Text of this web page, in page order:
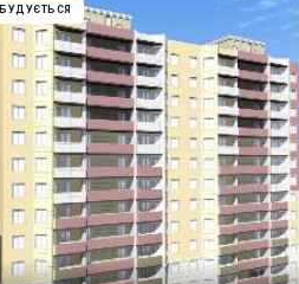
БУДУЄТЬСЯ